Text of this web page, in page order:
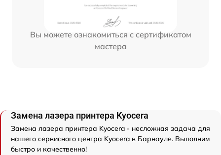
Вы можете ознакомиться с сертификатом
мастера
Замена лазера принтера Kyocera
Замена лазера принтера Kyocera - несложная задача для
нашего сервисного центра Kyocera в Барнауле. Выполним
быстро и качественно!